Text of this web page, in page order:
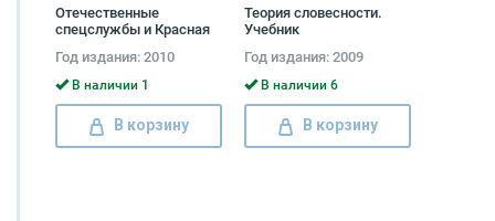
Отечественные
спецслужбы и Красная
Войтиков
Год издания: 2010
В наличии 1
В корзину
Теория словесности.
Учебник
Год издания: 2009
В наличии 6
В корзину